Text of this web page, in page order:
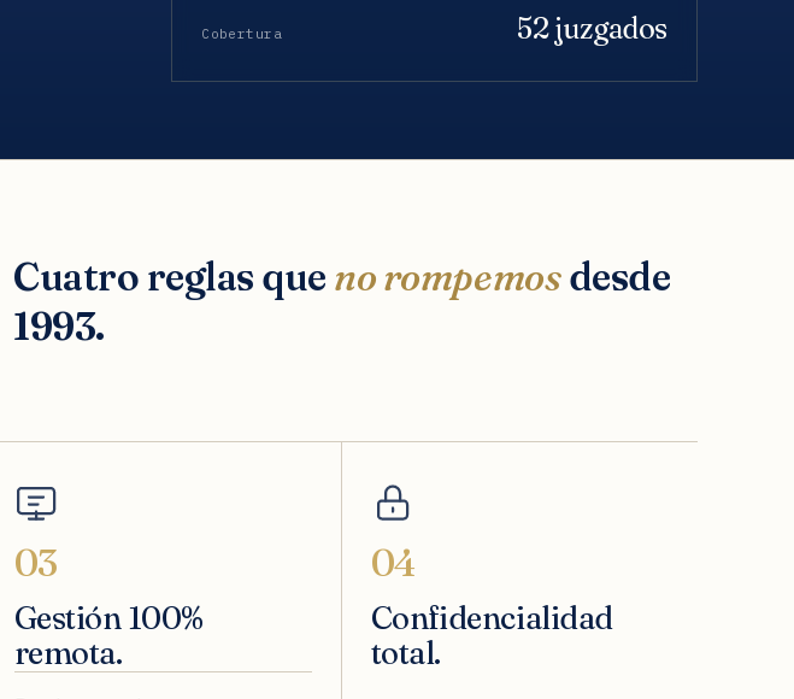
Cobertura 52 juzgados
Cuatro reglas que no rompemosdesde
1993.
03
Gestión 100%
remota.
04
Confidencialidad
total.